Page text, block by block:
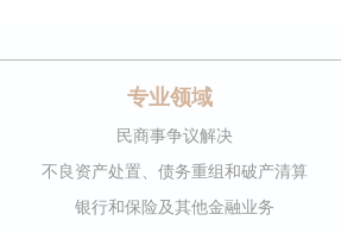
专业领域
民商事争议解决
不良资产处置、债务重组和破产清算
银行和保险及其他金融业务